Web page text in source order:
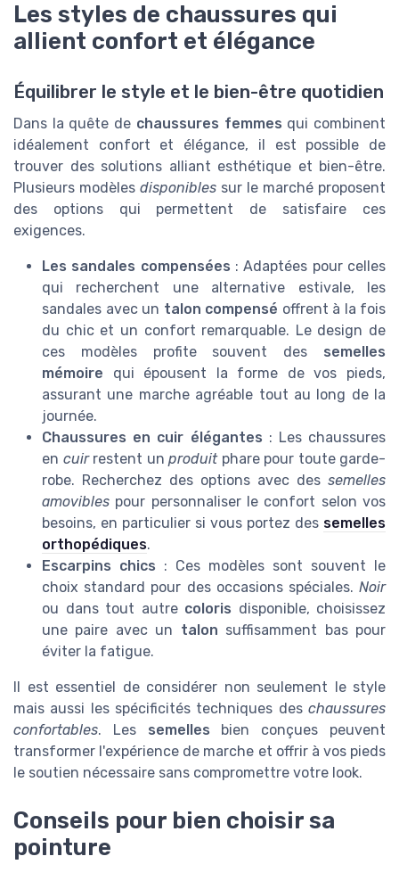
Les styles de chaussures qui
allient confort et élégance
Équilibrer le style et le bien-être quotidien
Dans la quête de chaussures femmes qui combinent
idéalement confort et élégance, il est possible de
trouver des solutions alliant esthétique et bien-être.
Plusieurs modèles disponibles sur le marché proposent
des options qui permettent de satisfaire ces
exigences.
Les sandales compensées : Adaptées pour celles
qui recherchent une alternative estivale, les
sandales avec un talon compensé offrent à la fois
du chic et un confort remarquable. Le design de
ces modèles profite souvent des semelles
mémoire qui épousent la forme de vos pieds,
assurant une marche agréable tout au long de la
journée.
Chaussures en cuir élégantes : Les chaussures
en cuirrestent un produitphare pour toute garde-
robe. Recherchez des options avec des semelles
amovibles pour personnaliser le confort selon vos
besoins, en particulier si vous portez des semelles
orthopédiques.
Escarpins chics : Ces modèles sont souvent le
choix standard pour des occasions spéciales. Noir
ou dans tout autre coloris disponible, choisissez
une paire avec un talon suffisamment bas pour
éviter la fatigue.
Il est essentiel de considérer non seulement le style
mais aussi les spécificités techniques des chaussures
confortables. Les semelles bien conçues peuvent
transformer l'expérience de marche et offrir à vos pieds
le soutien nécessaire sans compromettre votre look.
Conseils pour bien choisir sa
pointure